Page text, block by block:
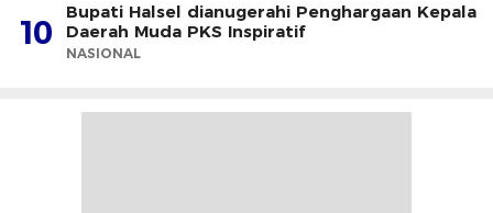
10
Bupati Halsel dianugerahi Penghargaan Kepala
Daerah Muda PKS Inspiratif
NASIONAL